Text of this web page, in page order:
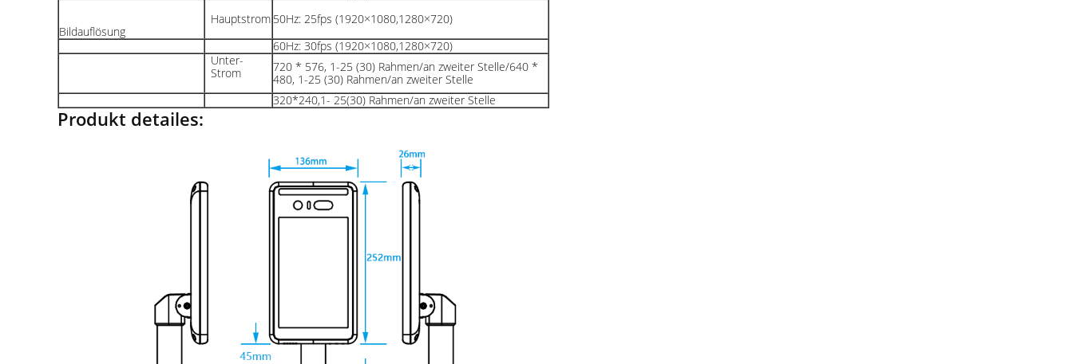
Bildauflösung
Hauptstrom 50Hz: 25fps (1920×1080,1280×720)
60Hz: 30fps (1920×1080,1280×720)
Unter-
Strom
720 * 576, 1-25 (30) Rahmen/an zweiter Stelle/640 *
480, 1-25 (30) Rahmen/an zweiter Stelle
320*240,1- 25(30) Rahmen/an zweiter Stelle
Produkt detailes: